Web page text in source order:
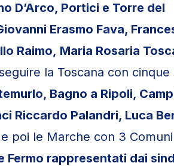
D’Arco, Portici e Torre del
Erasmo Fava,
Raimo, Maria Rosaria
la Toscana con cinque
Bagno a Ripoli,
Riccardo Palandri, Luca
poi le Marche con 3
Fermo rappresentati dai